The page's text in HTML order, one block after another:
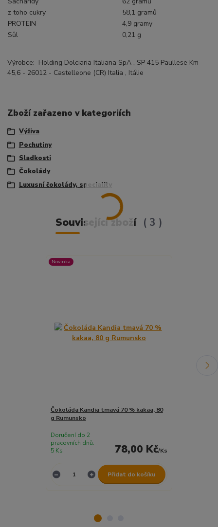
z toho cukry
58,1 gramů
PROTEIN
4,9 gramy
Sůl
0,21 g
Výrobce: Holding Dolciaria Italiana SpA , SP 415 Paullese Km
45,6 - 26012 - Castelleone (CR) Italia , Itálie
Zboží zařazeno v kategoriích
Výživa
Pochutiny
Sladkosti
Čokolády
Luxusní čokolády, speciality
Související zboží 3
Novinka
Čokoláda Kandia tmavá 70 % kakaa, 80
g Rumunsko
78,00 Kč/Ks
Doručení do 2
pracovních dnů.
5 Ks
Přidat do košíku